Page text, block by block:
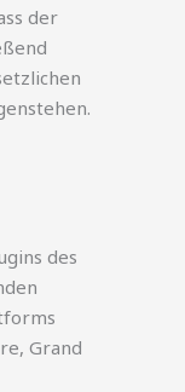
der
des
Grand